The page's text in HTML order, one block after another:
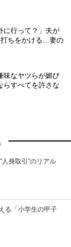
に行って？」夫が
ちをかける…妻の
味なヤツらが媚び
らすべてを許さな
身取引”のリアル
る「小学生の甲子